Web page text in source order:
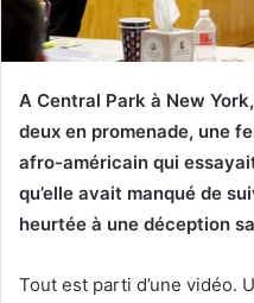
A Central Park à New
deux en promenade, une
afro-américain qui
qu’elle avait manqué de
heurtée à une déception
Tout est parti d’une vidéo.